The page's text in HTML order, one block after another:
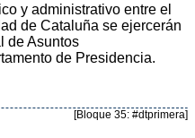
y administrativo entre el
de Cataluña se ejercerán
de Asuntos
de Presidencia.
[Bloque 35: #dtprimera]